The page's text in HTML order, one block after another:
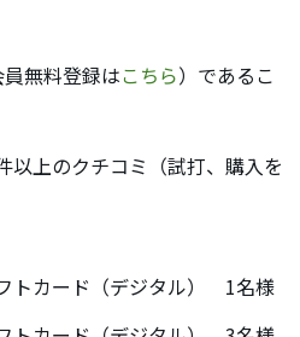
無料登録はこちら）であるこ
上のクチコミ（試打、購入を
トカード（デジタル） 1名様